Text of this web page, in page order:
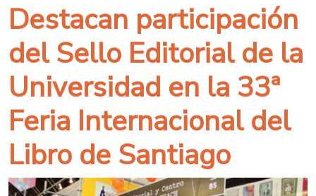
Destacan participación
del Sello Editorial de la
Universidad en la 33ª
Feria Internacional del
Libro de Santiago